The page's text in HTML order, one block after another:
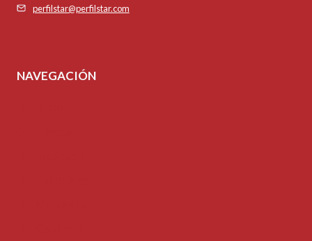
perfilstar@perfilstar.com
NAVEGACIÓN